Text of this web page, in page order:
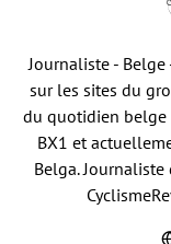
Journaliste - Belge
sur les sites du
du quotidien belge
BX1 et
Belga.